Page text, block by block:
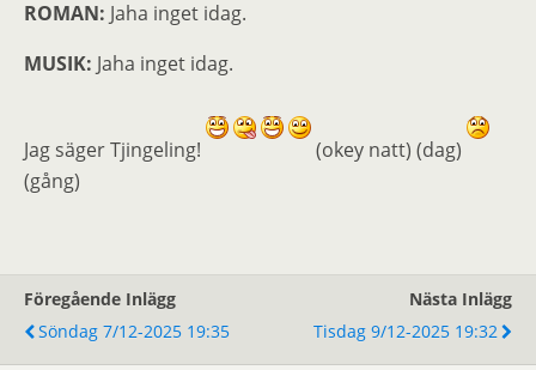
ROMAN: Jaha inget idag.
MUSIK: Jaha inget idag.
Jag säger Tjingeling!
(okey natt) (dag)
(gång)
Föregående Inlägg
Söndag 7/12-2025 19:35
Nästa Inlägg
Tisdag 9/12-2025 19:32